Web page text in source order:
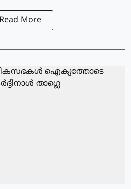
Read More